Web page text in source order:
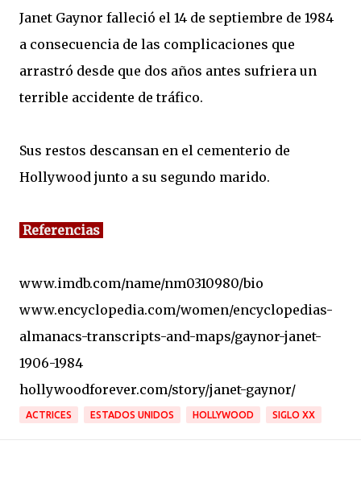
Janet Gaynor falleció el 14 de septiembre de 1984
a consecuencia de las complicaciones que
arrastró desde que dos años antes sufriera un
terrible accidente de tráfico.
Sus restos descansan en el cementerio de
Hollywood junto a su segundo marido.
Referencias
www.imdb.com/name/nm0310980/bio
www.encyclopedia.com/women/encyclopedias-
almanacs-transcripts-and-maps/gaynor-janet-
1906-1984
hollywoodforever.com/story/janet-gaynor/
ACTRICES ESTADOS UNIDOS HOLLYWOOD SIGLO XX